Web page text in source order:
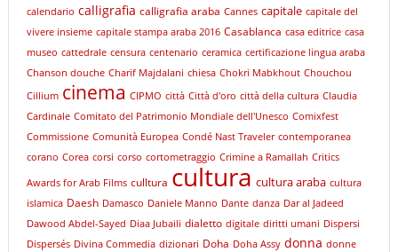
calendario calligrafia calligrafia araba Cannes capitale capitale del
vivere insieme capitale stampa araba 2016 Casablanca casa editrice casa
museo cattedrale censura centenario ceramica certificazione lingua araba
Chanson douche Charif Majdalani chiesa Chokri Mabkhout Chouchou
Cillium cinema CIPMO città Città d'oro città della cultura Claudia
Cardinale Comitato del Patrimonio Mondiale dell'Unesco Comixfest
Commissione Comunità Europea Condé Nast Traveler contemporanea
corano Corea corsi corso cortometraggio Crimine a Ramallah Critics
Awards for Arab Films culltura cultura cultura araba cultura
islamica Daesh Damasco Daniele Manno Dante danza Dar al Jadeed
Dawood Abdel-Sayed Diaa Jubaili dialetto digitale diritti umani Dispersi
Dispersés Divina Commedia dizionari Doha Doha Assy donna donne